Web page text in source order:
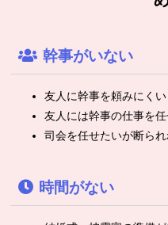
幹事がいない
友人に幹事を頼みにくい
友人には幹事の仕事を
司会を任せたいが断られ
時間がない